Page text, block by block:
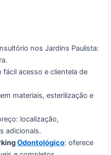
nos Jardins Paulista:
acesso e clientela de
materiais, esterilização e
localização,
adicionais.
Odontológico: oferece